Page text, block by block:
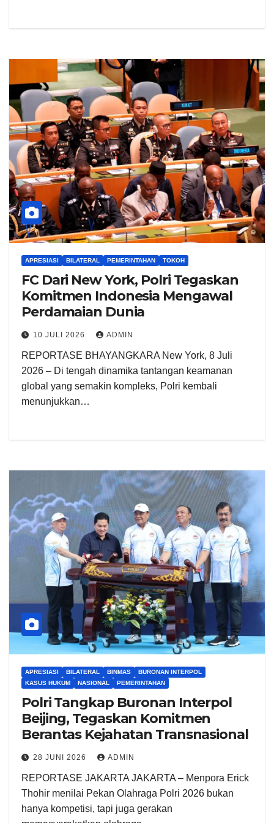
APRESIASI BILATERAL PEMERINTAHAN TOKOH
FC Dari New York, Polri Tegaskan
Komitmen Indonesia Mengawal
Perdamaian Dunia
10 JULI 2026 ADMIN
REPORTASE BHAYANGKARA New York, 8 Juli
2026 – Di tengah dinamika tantangan keamanan
global yang semakin kompleks, Polri kembali
menunjukkan…
APRESIASI BILATERAL BINMAS
BURONAN INTERPOL
KASUS HUKUM
NASIONAL PEMERINTAHAN
Polri Tangkap Buronan Interpol
Beijing, Tegaskan Komitmen
Berantas Kejahatan Transnasional
28 JUNI 2026 ADMIN
REPORTASE JAKARTA JAKARTA – Menpora Erick
Thohir menilai Pekan Olahraga Polri 2026 bukan
hanya kompetisi, tapi juga gerakan